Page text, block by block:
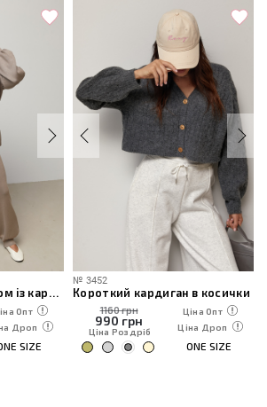
Трикотажний костюм із кардиганом, топом та штанами
Опт
Дроп
SIZE
№ 3452
Короткий кардиган в косички
1160 грн
990 грн
Ціна Роздріб
Ціна Опт
Ціна Дроп
ONE SIZE